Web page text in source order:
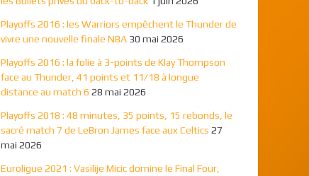
Playoffs 2016 : les Warriors empêchent le Thunder de
vivre une nouvelle finale NBA 30 mai 2026
Playoffs 2016 : la folie à 3-points de Klay Thompson
face au Thunder, 41 points et 11/18 à longue
distance au match 6 28 mai 2026
Playoffs 2018 : 48 minutes, 35 points, 15 rebonds, le
sacré match 7 de LeBron James face aux Celtics 27
mai 2026
Euroligue 2021 : Vasilije Micic domine le Final Four,